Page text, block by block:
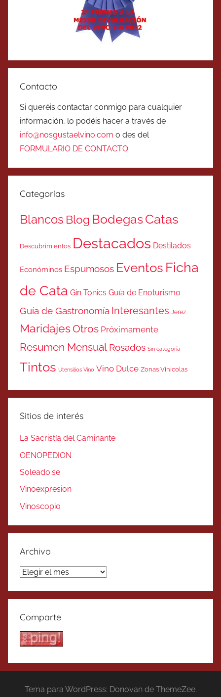
Contacto
Si queréis contactar conmigo para cualquier
información, lo podéis hacer a través de
info@nosgustaelvino.com o des del
FORMULARIO DE CONTACTO.
Categorías
Blancos Blog BodegasCatas
Descubrimientos Destacados Destilados
Económinos Espumosos Eventos Ficha
de Cata Gin Tonics Guía de Enoturismo
Guía de Gastronomía Interesantes Jerez
MaridajesOtros Próximamente
Resumen Mensual Rosados Sin categoría
Tintos Utensilios Vino Vino Dulce Zonas Vinicolas
Sitios de interés
La Sacristía del Caminante
OENOPEDION
Soleado.se
Vinoexpresion
Vinoscopio
Archivo
Archivo
Comparte
Tema para WordPress: Donovan de ThemeZee.